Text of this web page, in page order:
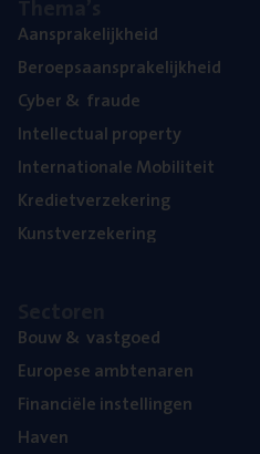
Aan­spra­ke­lijk­heid
Beroeps­aan­spra­ke­lijk­heid
Cyber& fraude
Intel­lec­tu­al property
Inter­na­ti­o­na­le Mobiliteit
Kre­diet­ver­ze­ke­ring
Kunst­ver­ze­ke­ring
Bouw& vastgoed
Euro­pe­se ambtenaren
Finan­ci­ë­le instellingen
Haven